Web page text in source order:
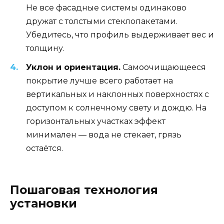
Не все фасадные системы одинаково
дружат с толстыми стеклопакетами.
Убедитесь, что профиль выдерживает вес и
толщину.
Уклон и ориентация. Самоочищающееся
покрытие лучше всего работает на
вертикальных и наклонных поверхностях с
доступом к солнечному свету и дождю. На
горизонтальных участках эффект
минимален — вода не стекает, грязь
остаётся.
Пошаговая технология
установки